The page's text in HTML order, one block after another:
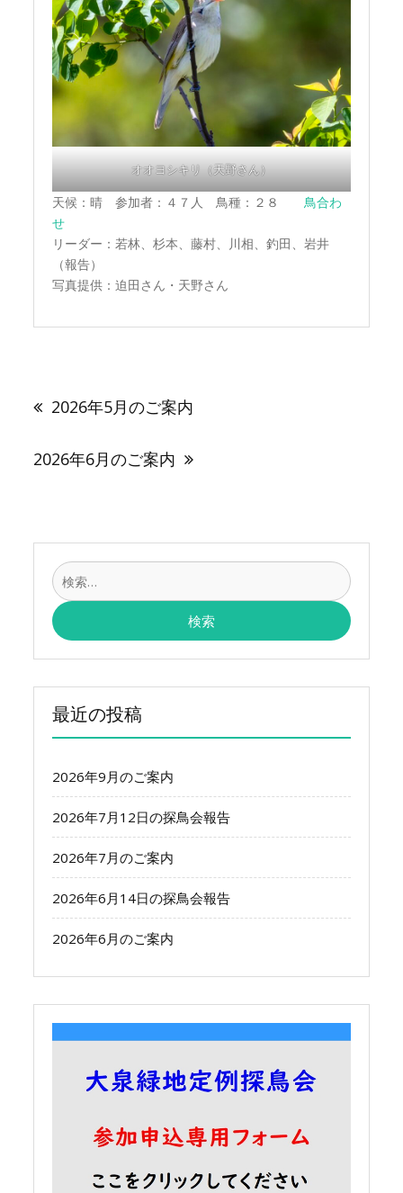
オオヨシキリ（天野さん）
天候：晴 参加者：４７人 鳥種：２８鳥合わ
せ
リーダー：若林、杉本、藤村、川相、釣田、岩井
（報告）
写真提供：迫田さん・天野さん
ナ
ゲ
ン
2026年5月のご案内
2026年6月のご案内
検
索:
最近の投稿
2026年9月のご案内
2026年7月12日の探鳥会報告
2026年7月のご案内
2026年6月14日の探鳥会報告
2026年6月のご案内